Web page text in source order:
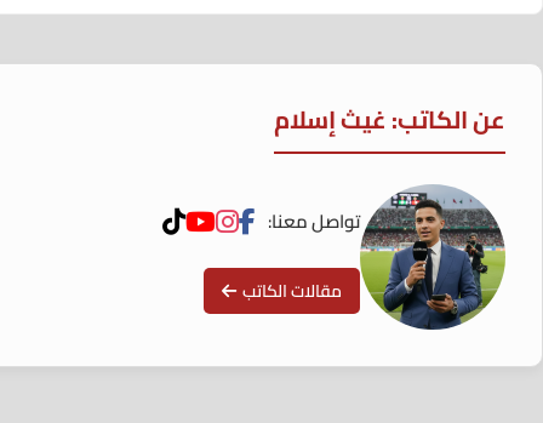
عن الكاتب: غيث إسلام
تواصل معنا:
مقالات الكاتب